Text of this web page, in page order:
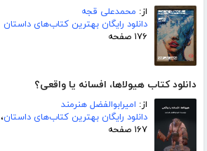
از: محمدعلی قجه
دانلود رایگان بهترین کتاب‌های داستان
۱۷۶ صفحه
دانلود کتاب هیولاها، افسانه یا واقعی؟
از: امیرابوالفضل هنرمند
دانلود رایگان بهترین کتاب‌های داستان،
۱۶۷ صفحه